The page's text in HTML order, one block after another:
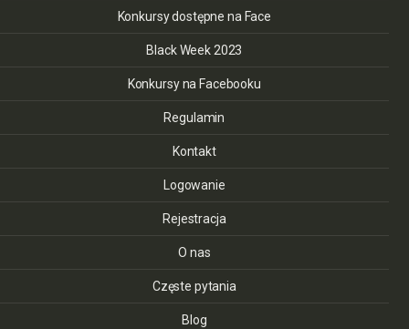
Konkursy dostępne na Face
Black Week 2023
Konkursy na Facebooku
Regulamin
Kontakt
Logowanie
Rejestracja
O nas
Częste pytania
Blog